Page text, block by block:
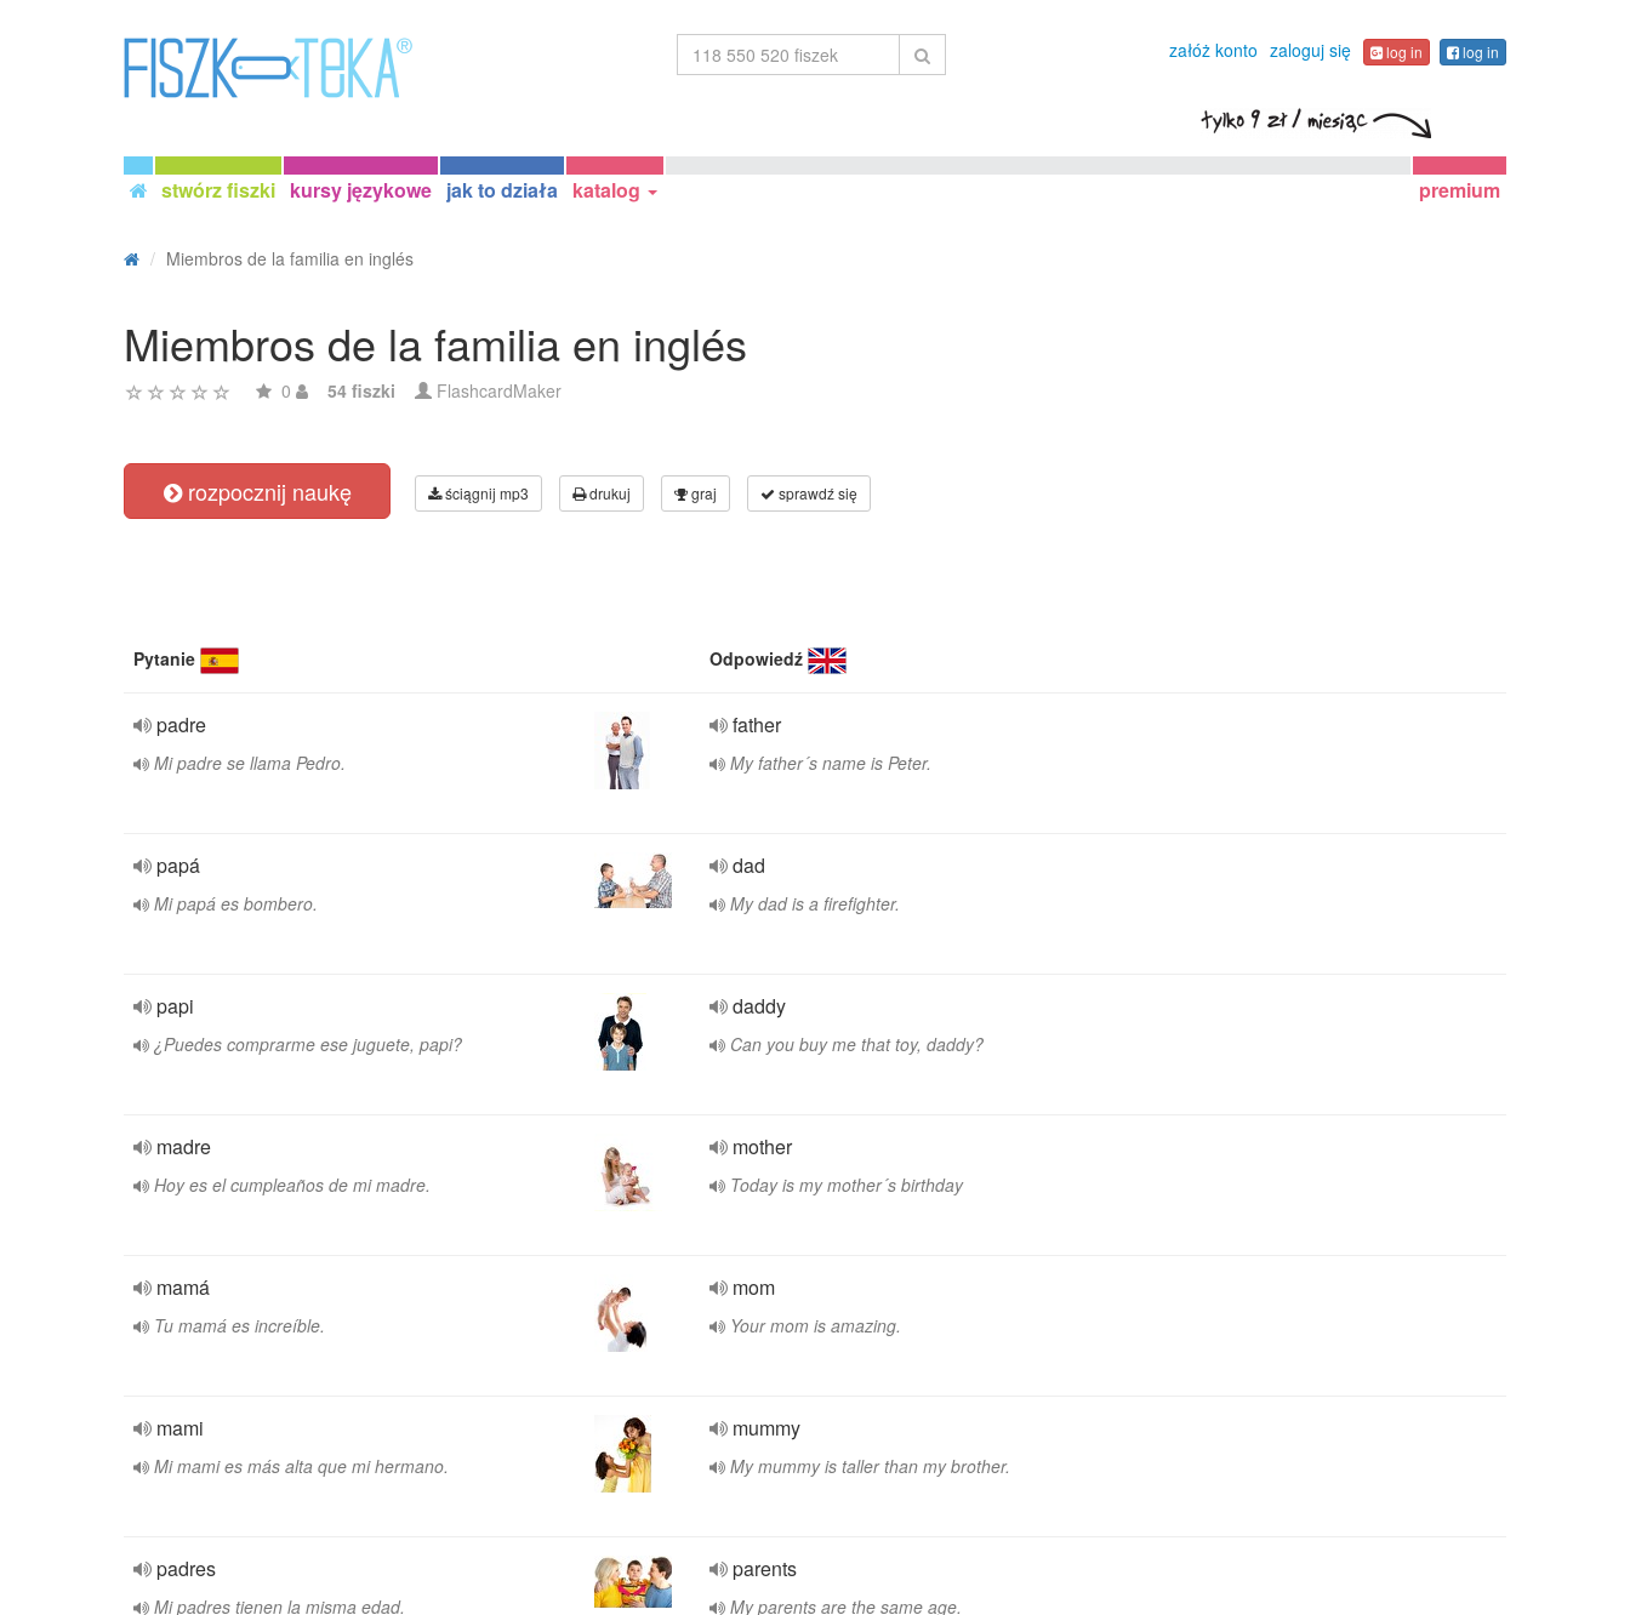
załóż konto zaloguj się log in log in
stwórz fiszki kursy językowe jak to działa katalog premium
Miembros de la familia en inglés
Miembros de la familia en inglés
0 54 fiszki FlashcardMaker
rozpocznij naukę ściągnij mp3 drukuj graj sprawdź się
Pytanie Odpowiedź
padre
Mi padre se llama Pedro.
father
My father´s name is Peter.
papá
Mi papá es bombero.
dad
My dad is a firefighter.
papi
¿Puedes comprarme ese juguete, papi?
daddy
Can you buy me that toy, daddy?
madre
Hoy es el cumpleaños de mi madre.
mother
Today is my mother´s birthday
mamá
Tu mamá es increíble.
mom
Your mom is amazing.
mami
Mi mami es más alta que mi hermano.
mummy
My mummy is taller than my brother.
padres
Mi padres tienen la misma edad.
parents
My parents are the same age.